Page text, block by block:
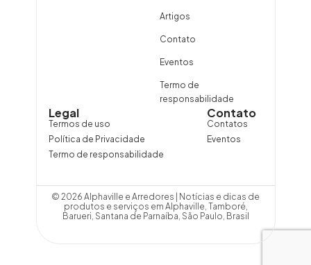
Artigos
Contato
Eventos
Termo de
responsabilidade
Contato
Contatos
Eventos
Legal
Termos de uso
Política de Privacidade
Termo de responsabilidade
© 2026 Alphaville e Arredores | Notícias e dicas de
produtos e serviços em Alphaville, Tamboré,
Barueri, Santana de Parnaíba, São Paulo, Brasil